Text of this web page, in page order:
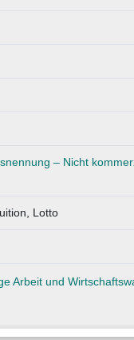
– Nicht
Lotto